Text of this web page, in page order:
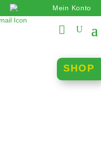
Mein Konto
info@jafopack.de
SHOP